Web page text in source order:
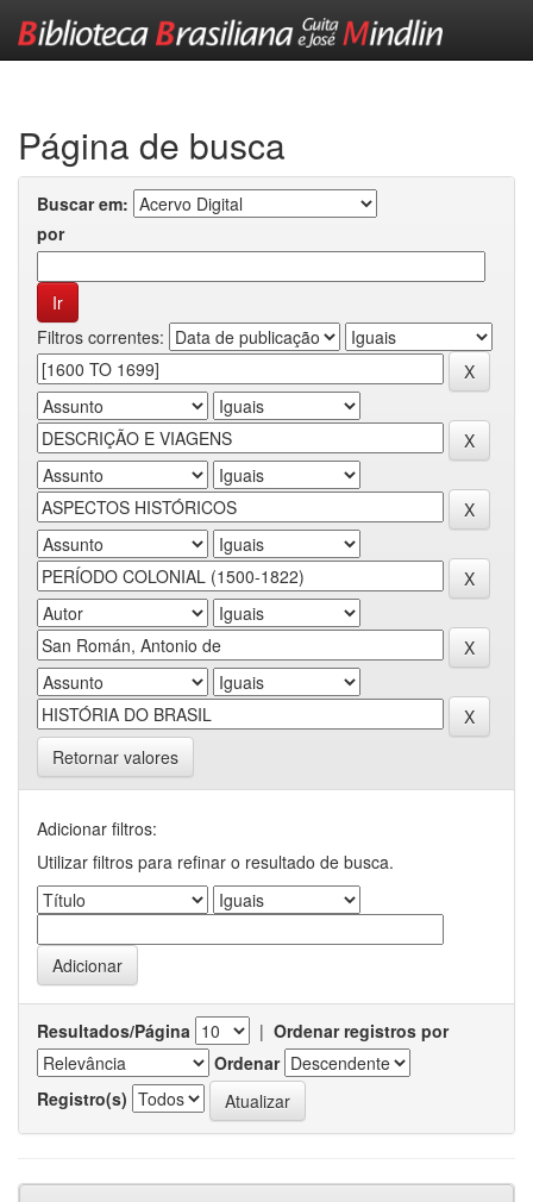
Página de busca
Buscar em:
por
Filtros correntes:
Retornar valores
Adicionar filtros:
Utilizar filtros para refinar o resultado de busca.
Resultados/Página | Ordenar registros por
Ordenar
Registro(s)